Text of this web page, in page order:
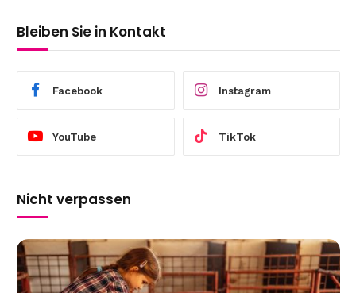
Bleiben Sie in Kontakt
Facebook Instagram
YouTube TikTok
Nicht verpassen